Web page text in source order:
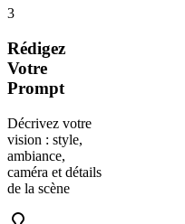
3
Rédigez
Votre
Prompt
Décrivez votre
vision : style,
ambiance,
caméra et détails
de la scène